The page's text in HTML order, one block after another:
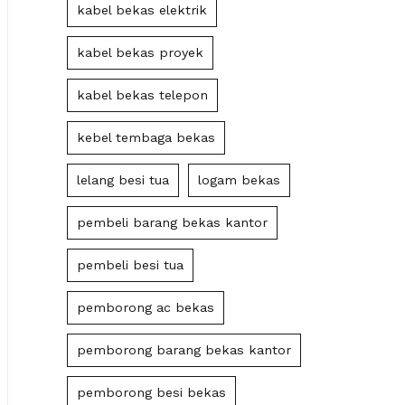
kabel bekas elektrik
kabel bekas proyek
kabel bekas telepon
kebel tembaga bekas
lelang besi tua logam bekas
pembeli barang bekas kantor
pembeli besi tua
pemborong ac bekas
pemborong barang bekas kantor
pemborong besi bekas